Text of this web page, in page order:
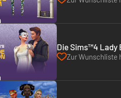
Die Sims™4 Lady
Zur Wunschliste